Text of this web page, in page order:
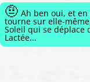
🤨 Ah ben oui, et
tourne sur elle-
Soleil qui se déplace
Lactée...